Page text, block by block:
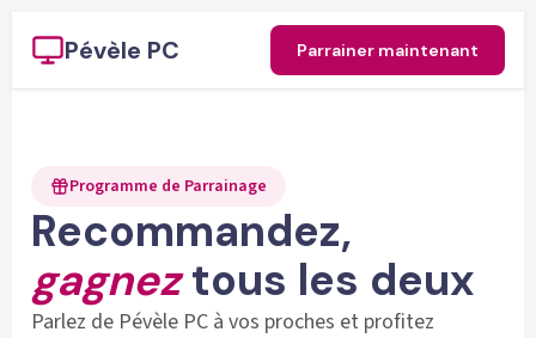
Pévèle PC Parrainer maintenant
Programme de Parrainage
Recommandez,
gagneztous les deux
Parlez de Pévèle PC à vos proches et profitez